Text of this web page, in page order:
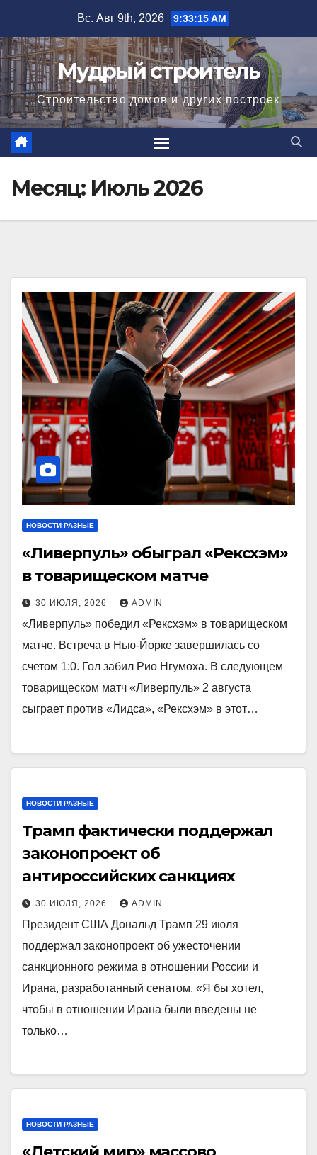
содержимому
Вс. Авг 9th, 2026 9:33:16 AM
Мудрый строитель
Строительство домов и других построек
Месяц: Июль 2026
НОВОСТИ РАЗНЫЕ
«Ливерпуль» обыграл «Рексхэм»
в товарищеском матче
30 ИЮЛЯ, 2026 ADMIN
«Ливерпуль» победил «Рексхэм» в товарищеском
матче. Встреча в Нью‑Йорке завершилась со
счетом 1:0. Гол забил Рио Нгумоха. В следующем
товарищеском матч «Ливерпуль» 2 августа
сыграет против «Лидса», «Рексхэм» в этот…
НОВОСТИ РАЗНЫЕ
Трамп фактически поддержал
законопроект об
антироссийских санкциях
30 ИЮЛЯ, 2026 ADMIN
Президент США Дональд Трамп 29 июля
поддержал законопроект об ужесточении
санкционного режима в отношении России и
Ирана, разработанный сенатом. «Я бы хотел,
чтобы в отношении Ирана были введены не
только…
НОВОСТИ РАЗНЫЕ